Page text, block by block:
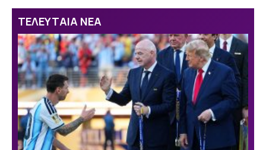
ΤΕΛΕΥΤΑΙΑ ΝΕΑ